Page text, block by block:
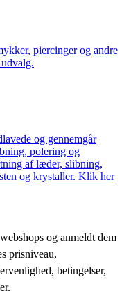
piercinger og andre
og gennemgår
polering og
af læder, slibning,
og krystaller. Klik her
og anmeldt dem
prisniveau,
betingelser,